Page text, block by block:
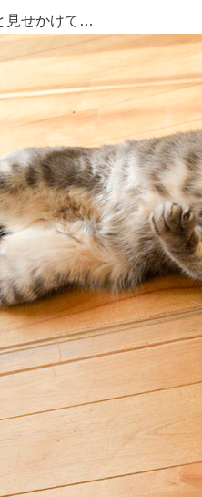
見せかけて…